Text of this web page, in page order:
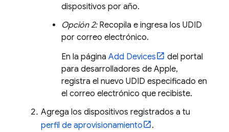
dispositivos por año.
Opción 2: Recopila e ingresa los UDID
por correo electrónico.
En la página Add Devices
del portal
para desarrolladores de Apple,
registra el nuevo UDID especificado en
el correo electrónico que recibiste.
Agrega los dispositivos registrados a tu
perfil de aprovisionamiento
.